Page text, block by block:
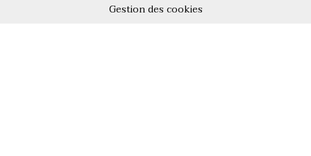
Gestion des cookies